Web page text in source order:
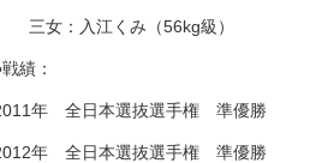
三女：入江くみ（56kg級）
績：
年 全日本選抜選手権 準優勝
年 全日本選抜選手権 準優勝